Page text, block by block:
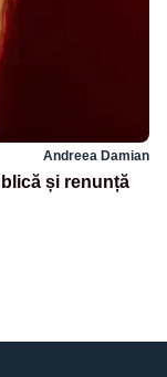
Andreea Damian
și renunță